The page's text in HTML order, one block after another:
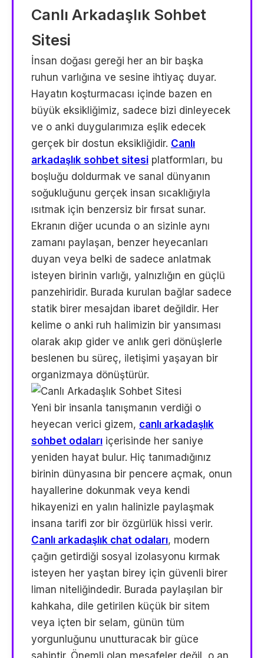
Canlı Arkadaşlık Sohbet
Sitesi
İnsan doğası gereği her an bir başka
ruhun varlığına ve sesine ihtiyaç duyar.
Hayatın koşturmacası içinde bazen en
büyük eksikliğimiz, sadece bizi dinleyecek
ve o anki duygularımıza eşlik edecek
gerçek bir dostun eksikliğidir. Canlı
arkadaşlık sohbet sitesi platformları, bu
boşluğu doldurmak ve sanal dünyanın
soğukluğunu gerçek insan sıcaklığıyla
ısıtmak için benzersiz bir fırsat sunar.
Ekranın diğer ucunda o an sizinle aynı
zamanı paylaşan, benzer heyecanları
duyan veya belki de sadece anlatmak
isteyen birinin varlığı, yalnızlığın en güçlü
panzehiridir. Burada kurulan bağlar sadece
statik birer mesajdan ibaret değildir. Her
kelime o anki ruh halimizin bir yansıması
olarak akıp gider ve anlık geri dönüşlerle
beslenen bu süreç, iletişimi yaşayan bir
organizmaya dönüştürür.
Yeni bir insanla tanışmanın verdiği o
heyecan verici gizem, canlı arkadaşlık
sohbet odaları içerisinde her saniye
yeniden hayat bulur. Hiç tanımadığınız
birinin dünyasına bir pencere açmak, onun
hayallerine dokunmak veya kendi
hikayenizi en yalın halinizle paylaşmak
insana tarifi zor bir özgürlük hissi verir.
Canlı arkadaşlık chat odaları, modern
çağın getirdiği sosyal izolasyonu kırmak
isteyen her yaştan birey için güvenli birer
liman niteliğindedir. Burada paylaşılan bir
kahkaha, dile getirilen küçük bir sitem
veya içten bir selam, günün tüm
yorgunluğunu unutturacak bir güce
sahiptir. Önemli olan mesafeler değil, o an